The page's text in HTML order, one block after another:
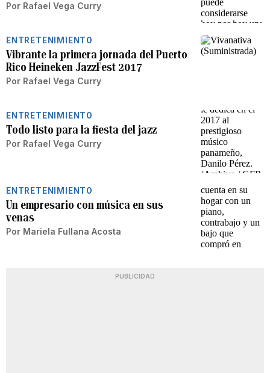
Por Rafael Vega Curry
ENTRETENIMIENTO
Vibrante la primera jornada del Puerto
Rico Heineken JazzFest 2017
Por Rafael Vega Curry
ENTRETENIMIENTO
Todo listo para la fiesta del jazz
Por Rafael Vega Curry
ENTRETENIMIENTO
Un empresario con música en sus
venas
Por Mariela Fullana Acosta
PUBLICIDAD